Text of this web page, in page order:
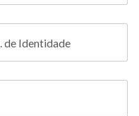
de Identidade